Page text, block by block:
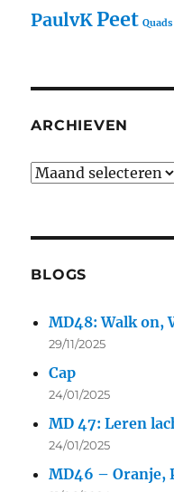
PaulvKPeet Quads
ARCHIEVEN
BLOGS
MD48: Walk on,
29/11/2025
Cap
24/01/2025
MD 47: Leren
24/01/2025
MD46 – Oranje,